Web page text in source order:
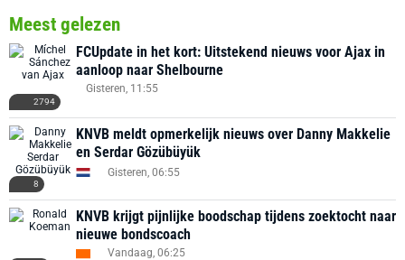
Meest gelezen
2794
FCUpdate in het kort: Uitstekend nieuws voor Ajax in
aanloop naar Shelbourne
Gisteren, 11:55
8
KNVB meldt opmerkelijk nieuws over Danny Makkelie
en Serdar Gözübüyük
Gisteren, 06:55
KNVB krijgt pijnlijke boodschap tijdens zoektocht naar
nieuwe bondscoach
Vandaag, 06:25